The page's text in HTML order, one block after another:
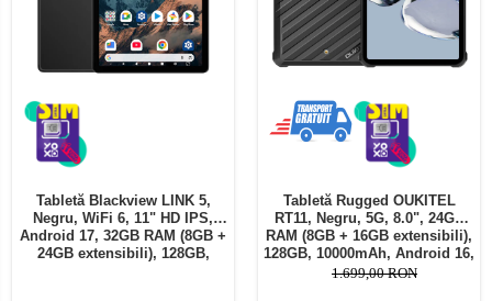
Tabletă Blackview LINK 5,
Negru, WiFi 6, 11" HD IPS,
Android 17, 32GB RAM (8GB +
24GB extensibili), 128GB,
Tabletă Rugged OUKITEL
RT11, Negru, 5G, 8.0", 24GB
RAM (8GB + 16GB extensibili),
128GB, 10000mAh, Android 16,
Cameră 16MP AI, Dock
1.699,00 RON